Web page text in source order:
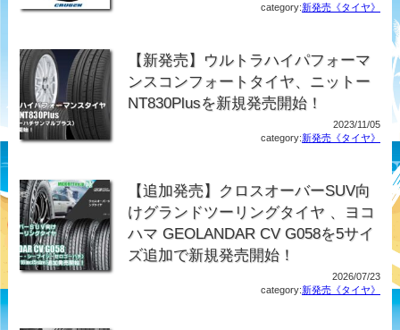
category:新発売《タイヤ》
【新発売】ウルトラハイパフォーマ
ンスコンフォートタイヤ、ニットー
NT830Plusを新規発売開始！
2023/11/05
category:新発売《タイヤ》
【追加発売】クロスオーバーSUV向
けグランドツーリングタイヤ 、ヨコ
ハマ GEOLANDAR CV G058を5サイ
ズ追加で新規発売開始！
2026/07/23
category:新発売《タイヤ》